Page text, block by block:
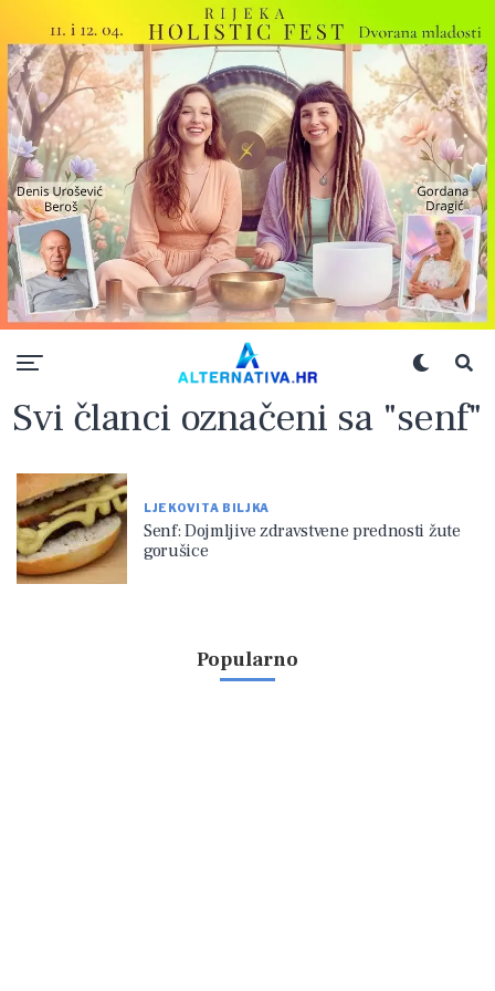
Svi članci označeni sa "senf"
LJEKOVITA BILJKA
Senf: Dojmljive zdravstvene prednosti žute
gorušice
Popularno